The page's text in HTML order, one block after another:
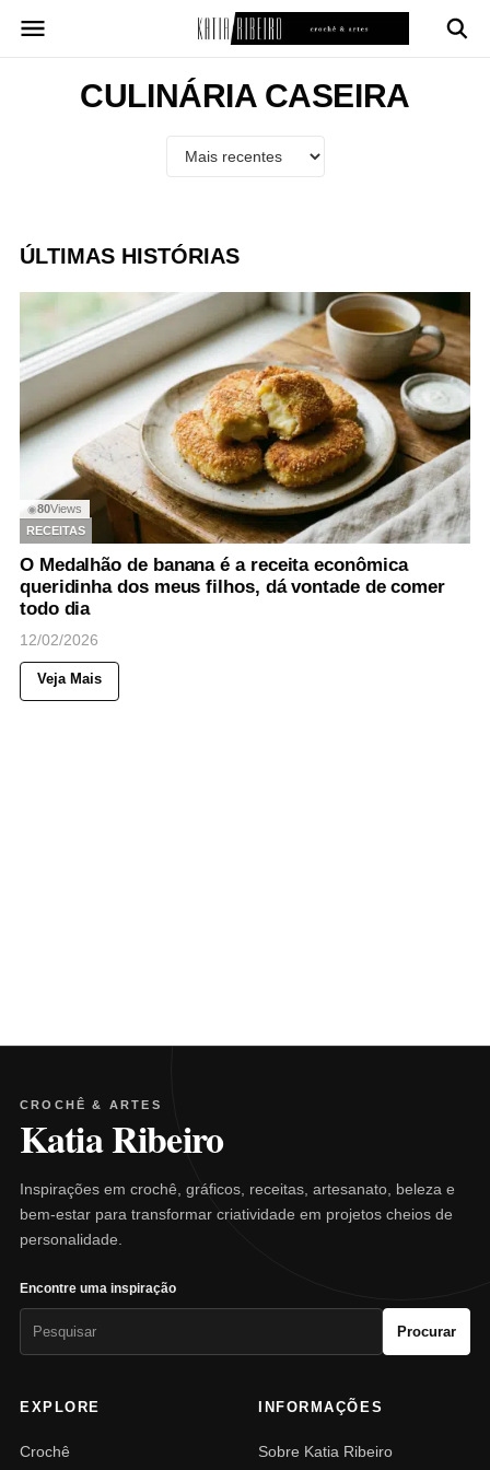
para
CULINÁRIA CASEIRA
ÚLTIMAS HISTÓRIAS
◉80Views
RECEITAS
O Medalhão de banana é a receita econômica
queridinha dos meus filhos, dá vontade de comer
todo dia
12/02/2026
Veja Mais
CROCHÊ & ARTES
Katia Ribeiro
Inspirações em crochê, gráficos, receitas, artesanato, beleza e
bem-estar para transformar criatividade em projetos cheios de
personalidade.
Encontre uma inspiração
Procurar
EXPLORE
Crochê
INFORMAÇÕES
Sobre Katia Ribeiro